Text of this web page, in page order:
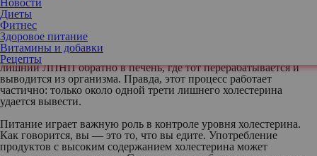
Новости
Диеты
Фитнес
Здоровое питание
Витамины и добавки
Рецепты
едой. Избыток холестерина опасен для здоровья.
Есть два основных вида холестерина:
ЛПНП («плохой») холестерин
сосудов, сужая их просвет и повышая риск инфаркта и инсульта.
ЛПВП («хороший») холестерин
лишний ЛПНП обратно в печень, где тот перерабатывается и
выводится из организма. Правда, этот процесс работает
частично: только около одной трети лишнего холестерина
удается вывести.
Питание играет важную роль в контроле уровня холестерина.
Как говорится, вы — это то, что вы едите. Употребление
продуктов с высоким содержанием холестерина может